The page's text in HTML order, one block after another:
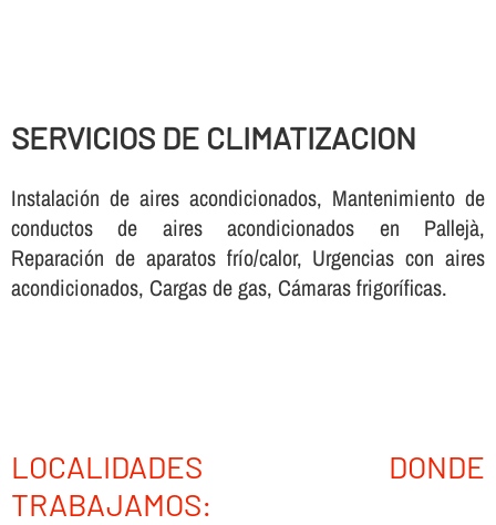
SERVICIOS DE CLIMATIZACION
Instalación de aires acondicionados, Mantenimiento de
conductos de aires acondicionados en Pallejà,
Reparación de aparatos frí­o/calor, Urgencias con aires
acondicionados, Cargas de gas, Cámaras frigorí­ficas.
LOCALIDADES DONDE
TRABAJAMOS: